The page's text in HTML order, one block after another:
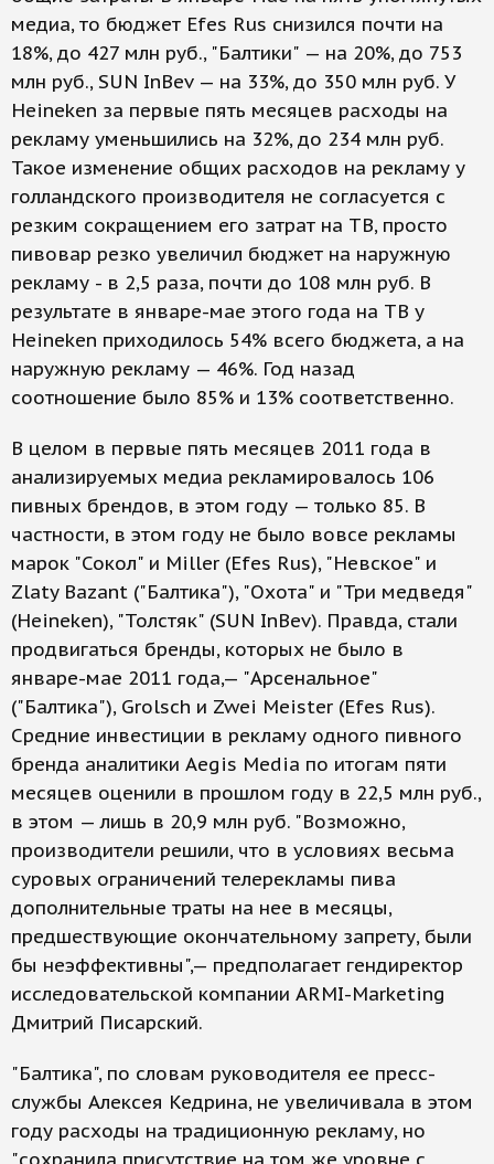
медиа, то бюджет Efes Rus снизился почти на
18%, до 427 млн руб., "Балтики" — на 20%, до 753
млн руб., SUN InBev — на 33%, до 350 млн руб. У
Heineken за первые пять месяцев расходы на
рекламу уменьшились на 32%, до 234 млн руб.
Такое изменение общих расходов на рекламу у
голландского производителя не согласуется с
резким сокращением его затрат на ТВ, просто
пивовар резко увеличил бюджет на наружную
рекламу - в 2,5 раза, почти до 108 млн руб. В
результате в январе-мае этого года на ТВ у
Heineken приходилось 54% всего бюджета, а на
наружную рекламу — 46%. Год назад
соотношение было 85% и 13% соответственно.
В целом в первые пять месяцев 2011 года в
анализируемых медиа рекламировалось 106
пивных брендов, в этом году — только 85. В
частности, в этом году не было вовсе рекламы
марок "Сокол" и Miller (Efes Rus), "Невское" и
Zlaty Bazant ("Балтика"), "Охота" и "Три медведя"
(Heineken), "Толстяк" (SUN InBev). Правда, стали
продвигаться бренды, которых не было в
январе-мае 2011 года,— "Арсенальное"
("Балтика"), Grolsch и Zwei Meister (Efes Rus).
Средние инвестиции в рекламу одного пивного
бренда аналитики Aegis Media по итогам пяти
месяцев оценили в прошлом году в 22,5 млн руб.,
в этом — лишь в 20,9 млн руб. "Возможно,
производители решили, что в условиях весьма
суровых ограничений телерекламы пива
дополнительные траты на нее в месяцы,
предшествующие окончательному запрету, были
бы неэффективны",— предполагает гендиректор
исследовательской компании ARMI-Marketing
Дмитрий Писарский.
"Балтика", по словам руководителя ее пресс-
службы Алексея Кедрина, не увеличивала в этом
году расходы на традиционную рекламу, но